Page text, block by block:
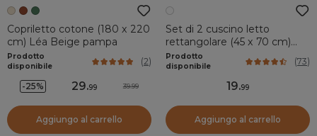
Copriletto cotone (180 x 220
cm) Léa Beige pampa
Prodotto
disponibile
(2)
-25% 29.99 39.99
Aggiungo al carrello
Set di 2 cuscino letto
rettangolare (45 x 70 cm)
Morbido Antiacaro Bianco
Prodotto
disponibile
(73)
19.99
Aggiungo al carrello